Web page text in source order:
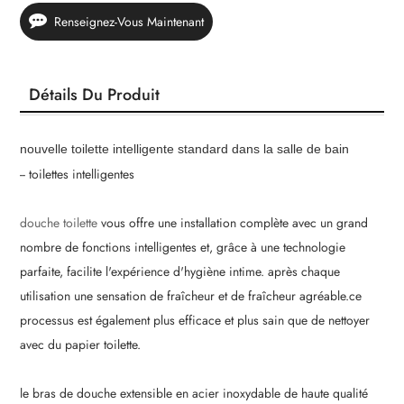
Renseignez-Vous Maintenant
Détails Du Produit
nouvelle toilette intelligente standard dans la salle de bain
-- toilettes intelligentes
douche toilette vous offre une installation complète avec un grand
nombre de fonctions intelligentes et, grâce à une technologie
parfaite, facilite l'expérience d'hygiène intime. après chaque
utilisation une sensation de fraîcheur et de fraîcheur agréable.ce
processus est également plus efficace et plus sain que de nettoyer
avec du papier toilette.
le bras de douche extensible en acier inoxydable de haute qualité